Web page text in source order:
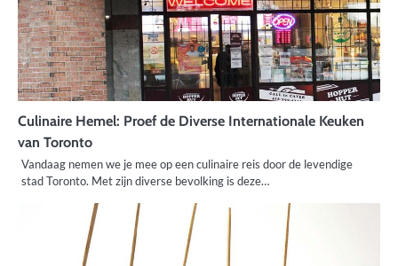
Culinaire Hemel: Proef de Diverse Internationale Keuken
van Toronto
Vandaag nemen we je mee op een culinaire reis door de levendige
stad Toronto. Met zijn diverse bevolking is deze…